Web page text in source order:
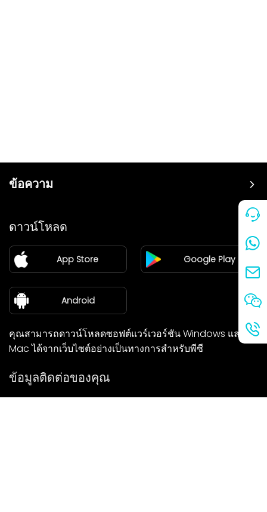
ข้อความ
แฟรนไชส์
ศูนย์ข่าว
เกี่ยวกับเรา
ดาวน์โหลด
App Store Google Play
Android
คุณสามารถดาวน์โหลดซอฟต์แวร์เวอร์ชัน Windows และ
Mac ได้จากเว็บไซต์อย่างเป็นทางการสำหรับพีซี
ข้อมูลติดต่อของคุณ